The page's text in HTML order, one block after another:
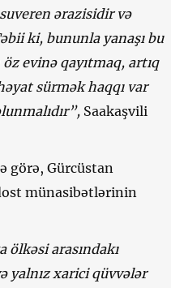
ərazisidir və
ki, bununla yanaşı bu
evinə qayıtmaq, artıq
sürmək haqqı var
Saakaşvili
görə, Gürcüstan
münasibətlərinin
ölkəsi arasındakı
yalnız xarici qüvvələr